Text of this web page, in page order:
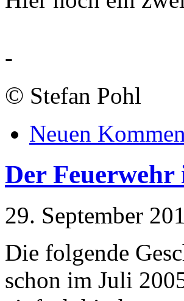
-
© Stefan Pohl
Neuen
Der Feuerwehr
29. September
Die folgende
schon im Juli